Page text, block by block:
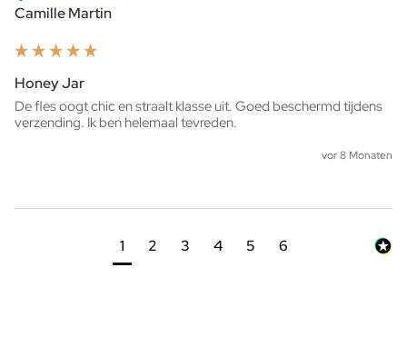
Camille Martin
Honey Jar
De fles oogt chic en straalt klasse uit. Goed beschermd tijdens
verzending. Ik ben helemaal tevreden.
vor 8 Monaten
1 2 3 4 5 6